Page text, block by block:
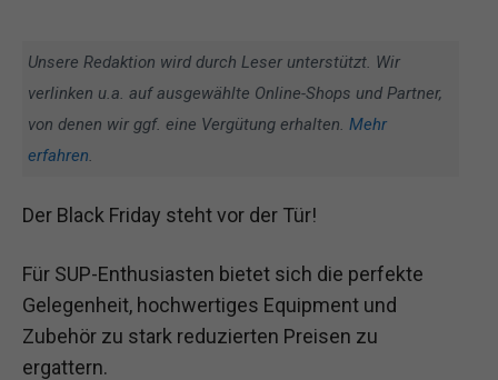
Unsere Redaktion wird durch Leser unterstützt. Wir
verlinken u.a. auf ausgewählte Online-Shops und Partner,
von denen wir ggf. eine Vergütung erhalten. Mehr
erfahren.
Der Black Friday steht vor der Tür!
Für SUP-Enthusiasten bietet sich die perfekte
Gelegenheit, hochwertiges Equipment und
Zubehör zu stark reduzierten Preisen zu
ergattern.